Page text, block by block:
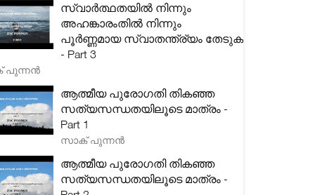
സ്വാർത്ഥതയിൽ നിന്നും
അഹങ്കാരംതിൽ നിന്നും
പൂർണ്ണമായ സ്വാതന്ത്ര്യം തേടുക
- Part 3
പുന്നൻ
ആത്മീയ പുരോഗതി തികഞ്ഞ
സത്യസന്ധതയിലൂടെ മാത്രം -
Part 1
സാക് പുന്നൻ
ആത്മീയ പുരോഗതി തികഞ്ഞ
സത്യസന്ധതയിലൂടെ മാത്രം -